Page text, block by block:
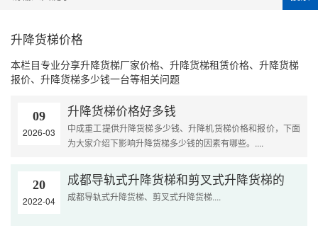
升降货梯价格
本栏目专业分享升降货梯厂家价格、升降货梯租赁价格、升降货梯
报价、升降货梯多少钱一台等相关问题
09
2026-03
升降货梯价格好多钱
中成重工提供升降货梯多少钱、升降机货梯价格和报价，下面
为大家介绍下影响升降货梯多少钱的因素有哪些。....
20
2022-04
成都导轨式升降货梯和剪叉式升降货梯的
成都导轨式升降货梯、剪叉式升降货梯....